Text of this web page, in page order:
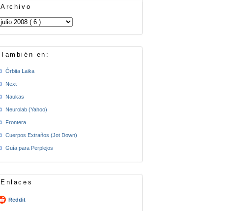
Archivo
También en:
Órbita Laika
Next
Naukas
Neurolab (Yahoo)
Frontera
Cuerpos Extraños (Jot Down)
Guía para Perplejos
Enlaces
Reddit